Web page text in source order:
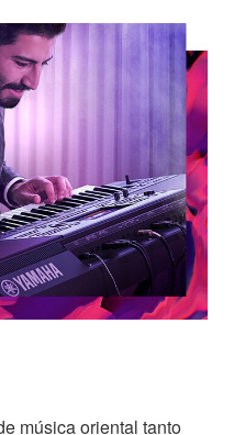
música oriental tanto